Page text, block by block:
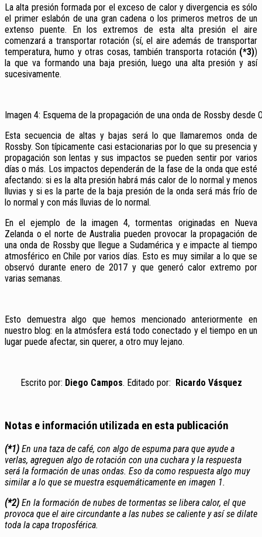
La alta presión formada por el exceso de calor y divergencia es sólo
el primer eslabón de una gran cadena o los primeros metros de un
extenso puente. En los extremos de esta alta presión el aire
comenzará a transportar rotación (sí, el aire además de transportar
temperatura, humo y otras cosas, también transporta rotación (*3))
la que va formando una baja presión, luego una alta presión y así
sucesivamente.
Imagen 4: Esquema de la propagación de una onda de Rossby desde
Esta secuencia de altas y bajas será lo que llamaremos onda de
Rossby. Son típicamente casi estacionarias por lo que su presencia y
propagación son lentas y sus impactos se pueden sentir por varios
días o más. Los impactos dependerán de la fase de la onda que esté
afectando: si es la alta presión habrá más calor de lo normal y menos
lluvias y si es la parte de la baja presión de la onda será más frío de
lo normal y con más lluvias de lo normal.
En el ejemplo de la imagen 4, tormentas originadas en Nueva
Zelanda o el norte de Australia pueden provocar la propagación de
una onda de Rossby que llegue a Sudamérica y e impacte al tiempo
atmosférico en Chile por varios días. Esto es muy similar a lo que se
observó durante enero de 2017 y que generó calor extremo por
varias semanas.
Esto demuestra algo que hemos mencionado anteriormente en
nuestro blog: en la atmósfera está todo conectado y el tiempo en un
lugar puede afectar, sin querer, a otro muy lejano.
Escrito por: Diego Campos. Editado por: Ricardo Vásquez
Notas e información utilizada en esta publicación
(*1) En una taza de café, con algo de espuma para que ayude a
verlas, agreguen algo de rotación con una cuchara y la respuesta
será la formación de unas ondas. Eso da como respuesta algo muy
similar a lo que se muestra esquemáticamente en imagen 1.
(*2) En la formación de nubes de tormentas se libera calor, el que
provoca que el aire circundante a las nubes se caliente y así se dilate
toda la capa troposférica.